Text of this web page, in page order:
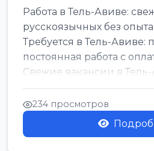
Работа в Тель-Авиве:
русскоязычных без
Требуется в Тель-Авиве:
постоянная работа с
Свежие вакансии в
мужчин и женщин от
234 просмотров